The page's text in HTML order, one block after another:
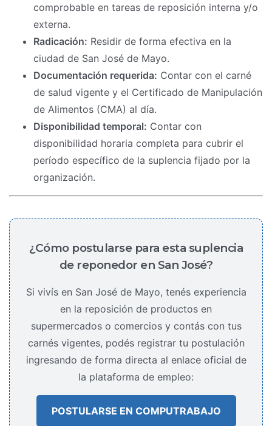
comprobable en tareas de reposición interna y/o
externa.
Radicación: Residir de forma efectiva en la
ciudad de San José de Mayo.
Documentación requerida: Contar con el carné
de salud vigente y el Certificado de Manipulación
de Alimentos (CMA) al día.
Disponibilidad temporal: Contar con
disponibilidad horaria completa para cubrir el
período específico de la suplencia fijado por la
organización.
¿Cómo postularse para esta suplencia
de reponedor en San José?
Si vivís en San José de Mayo, tenés experiencia
en la reposición de productos en
supermercados o comercios y contás con tus
carnés vigentes, podés registrar tu postulación
ingresando de forma directa al enlace oficial de
la plataforma de empleo:
POSTULARSE EN COMPUTRABAJO